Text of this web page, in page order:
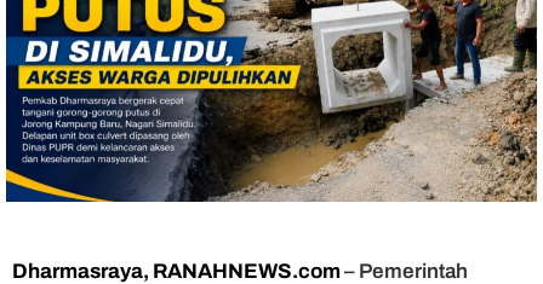
y
a
T
a
n
g
a
n
i
r
Dharmasraya, RANAHNEWS.com– Pemerintah